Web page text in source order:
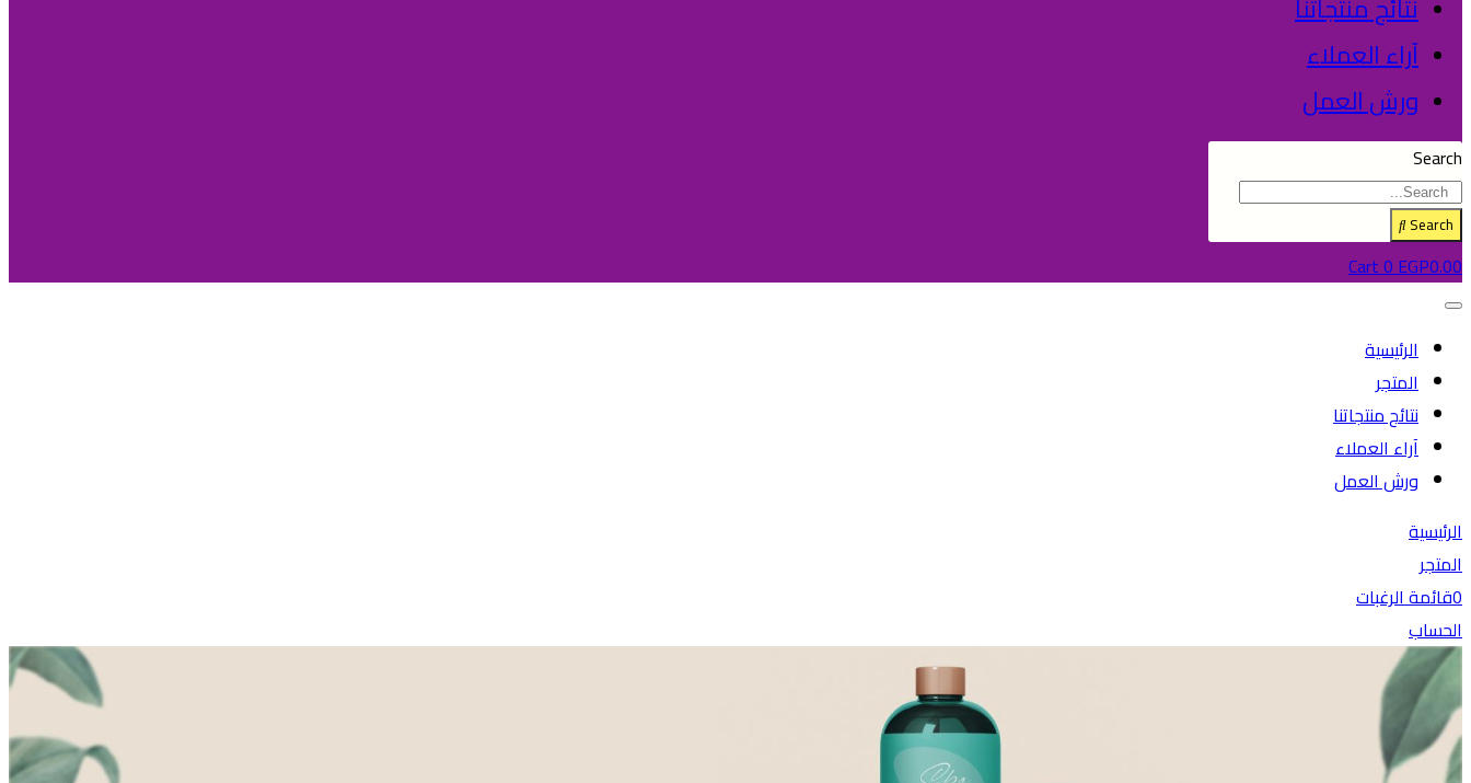
آراء العملاء
ورش العمل
Search
Search
EGP0.00
0
Cart
الرئيسية
المتجر
نتائج منتجاتنا
آراء العملاء
ورش العمل
الرئيسية
المتجر
0قائمة الرغبات
الحساب